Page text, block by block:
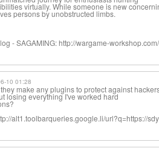
virtually. While someone is new
persons by unobstructed limbs.
- SAGAMING: http://wargame-
10 01:28
make any plugins to protect against
losing everything I've worked hard
alt1.toolbarqueries.google.li/url?q=https://